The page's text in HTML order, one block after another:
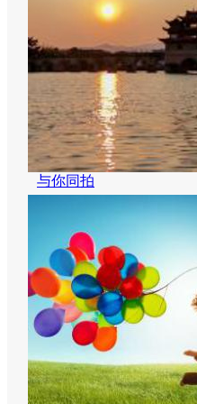
与你同拍